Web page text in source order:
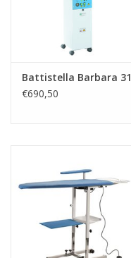
Battistella Barbara 31
€690,50